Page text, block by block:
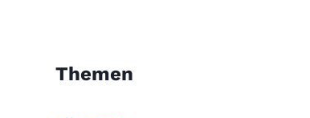
Themen